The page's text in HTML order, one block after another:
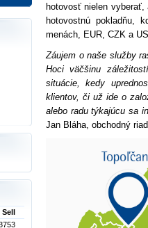
hotovosť nielen
hotovostnú pokladňu,
menách, EUR, CZK a
Záujem o naše služby
Hoci väčšinu
situácie, kedy
klientov, či už ide o
alebo radu týkajúcu sa
Jan Bláha, obchodný
Sell